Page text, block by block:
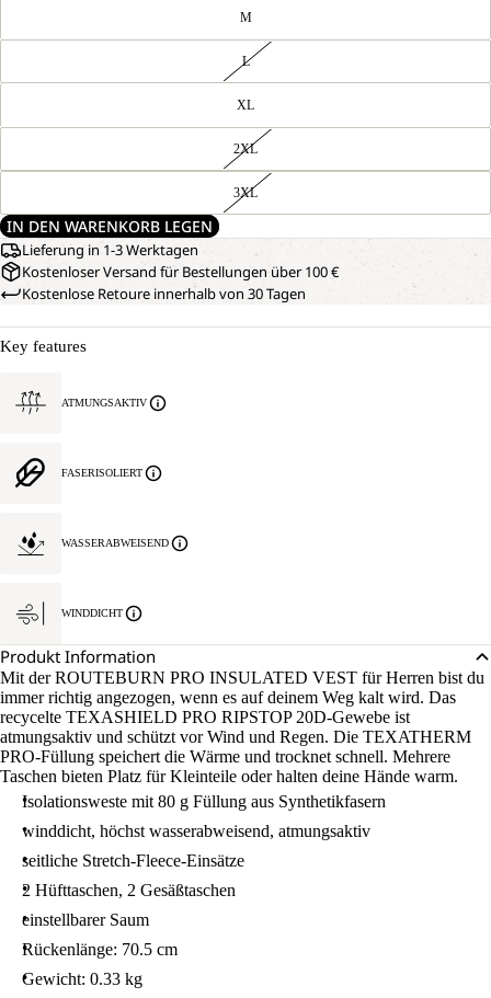
M
L
XL
2XL
3XL
IN DEN WARENKORB LEGEN
Lieferung in 1-3 Werktagen
Kostenloser Versand für Bestellungen über 100 €
Kostenlose Retoure innerhalb von 30 Tagen
Key features
ATMUNGSAKTIV
FASERISOLIERT
WASSERABWEISEND
WINDDICHT
Produkt Information
Mit der ROUTEBURN PRO INSULATED VEST für Herren bist du
immer richtig angezogen, wenn es auf deinem Weg kalt wird. Das
recycelte TEXASHIELD PRO RIPSTOP 20D-Gewebe ist
atmungsaktiv und schützt vor Wind und Regen. Die TEXATHERM
PRO-Füllung speichert die Wärme und trocknet schnell. Mehrere
Taschen bieten Platz für Kleinteile oder halten deine Hände warm.
Isolationsweste mit 80 g Füllung aus Synthetikfasern
winddicht, höchst wasserabweisend, atmungsaktiv
seitliche Stretch-Fleece-Einsätze
2 Hüfttaschen, 2 Gesäßtaschen
einstellbarer Saum
Rückenlänge: 70.5 cm
Gewicht: 0.33 kg